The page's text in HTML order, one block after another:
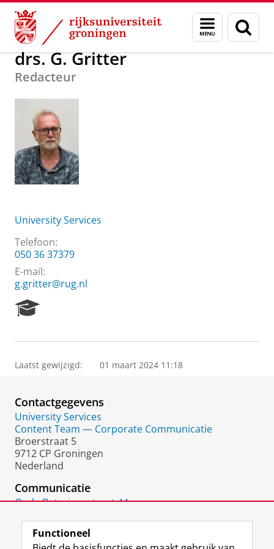
Skip
Content
Skip
Navigation
Menu
en
zoeken
Over ons drs. G. Gritter
drs. G. Gritter
Redacteur
University Services
Telefoon:
050 36 37379
E-mail:
g.gritter@rug.nl
e
r
P
o
r
t
a
l
Laatst gewijzigd: 01 maart 2024 11:18
Contactgegevens
University Services
Content Team — Corporate Communicatie
Broerstraat 5
9712 CP Groningen
Nederland
Communicatie
Oude Boteringestraat 44
Functioneel